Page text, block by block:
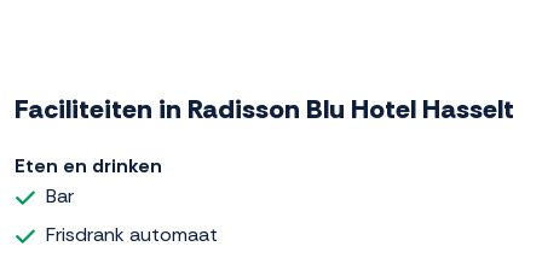
Faciliteiten in Radisson Blu Hotel Hasselt
Eten en drinken
Bar
Frisdrank automaat